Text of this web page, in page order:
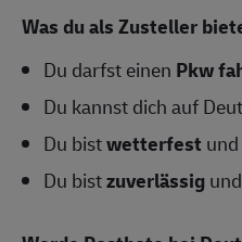
Was du als Zusteller
Du darfst einen Pkw
Du kannst dich auf
Du bistwetterfest
Du bistzuverlässig